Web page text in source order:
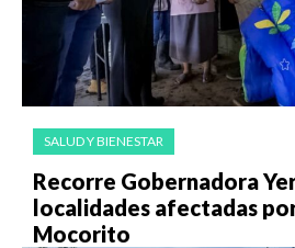
SALUD Y BIENESTAR
Recorre Gobernadora
localidades afectadas
Mocorito